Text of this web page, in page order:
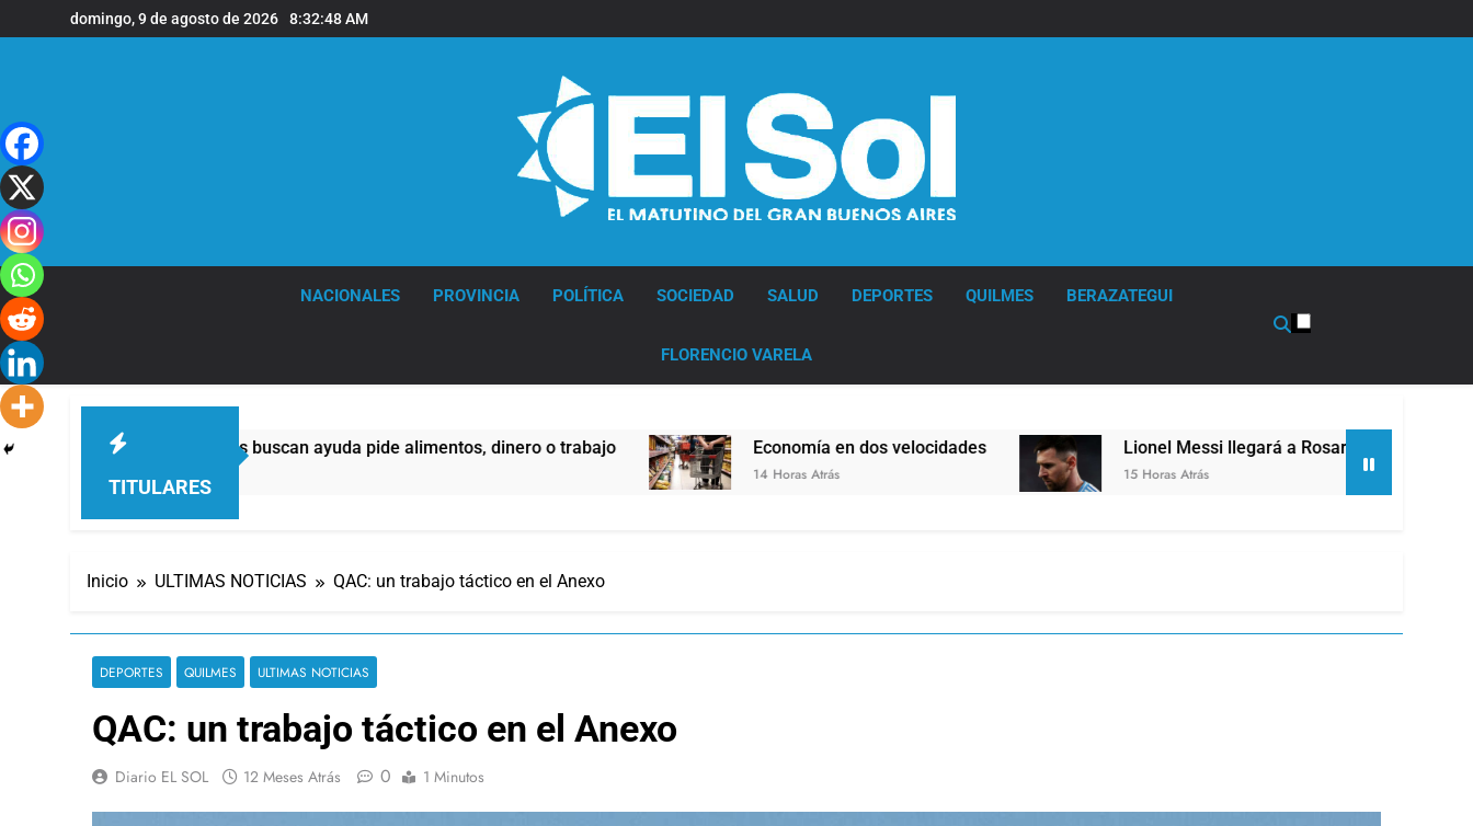
al
domingo, 9 de agosto de 2026 8:32:48 AM
NACIONALES PROVINCIA POLÍTICA SOCIEDAD SALUD DEPORTES QUILMES BERAZATEGUI
FLORENCIO VARELA
TITULARES
de quienes buscan ayuda pide alimentos, dinero o trabajo Economía en dos velocidades
14 Horas Atrás
Lionel Messi llegará a Rosario para despedir a su padre
15 Horas Atrás
Inicio ULTIMAS NOTICIAS QAC: un trabajo táctico en el Anexo
DEPORTES QUILMES ULTIMAS NOTICIAS
QAC: un trabajo táctico en el Anexo
Diario EL SOL 12 Meses Atrás 0 1 Minutos